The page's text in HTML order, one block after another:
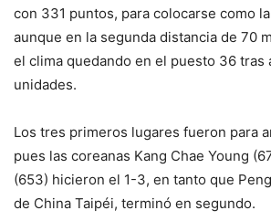
con 331 puntos, para colocarse como
aunque en la segunda distancia de 70
el clima quedando en el puesto 36 tras
unidades.
Los tres primeros lugares fueron para
pues las coreanas Kang Chae Young
(653) hicieron el 1-3, en tanto que
de China Taipéi, terminó en segundo.